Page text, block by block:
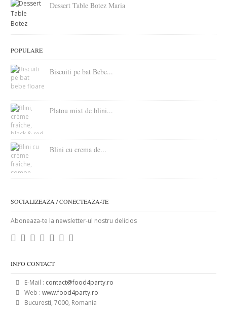
Dessert Table Botez Maria
POPULARE
Biscuiti pe bat Bebe...
Platou mixt de blini...
Blini cu crema de...
SOCIALIZEAZA / CONECTEAZA-TE
Aboneaza-te la newsletter-ul nostru delicios
INFO CONTACT
E-Mail : contact@food4party.ro
Web :www.food4party.ro
Bucuresti, 7000, Romania